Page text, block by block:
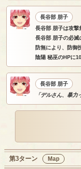
長谷部 朋子
長谷部 朋子は攻撃
長谷部 朋子の必滅
防無により、防御
陰陽 秘巫のHPに
長谷部 朋子
「デルさん、暴力
第3ターン Map